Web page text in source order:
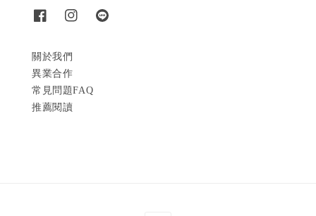
關於我們
異業合作
常見問題FAQ
推薦閱讀